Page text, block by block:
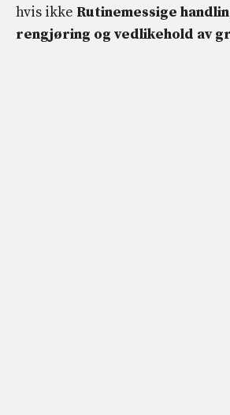
hvis ikke Rutinemessige
rengjøring og vedlikehold av